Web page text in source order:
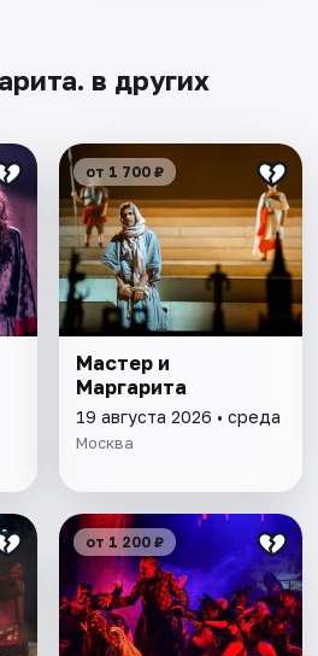
в других
от 1 700 ₽
Мастер и
Маргарита
19 августа 2026 • среда
Москва
от 1 200 ₽